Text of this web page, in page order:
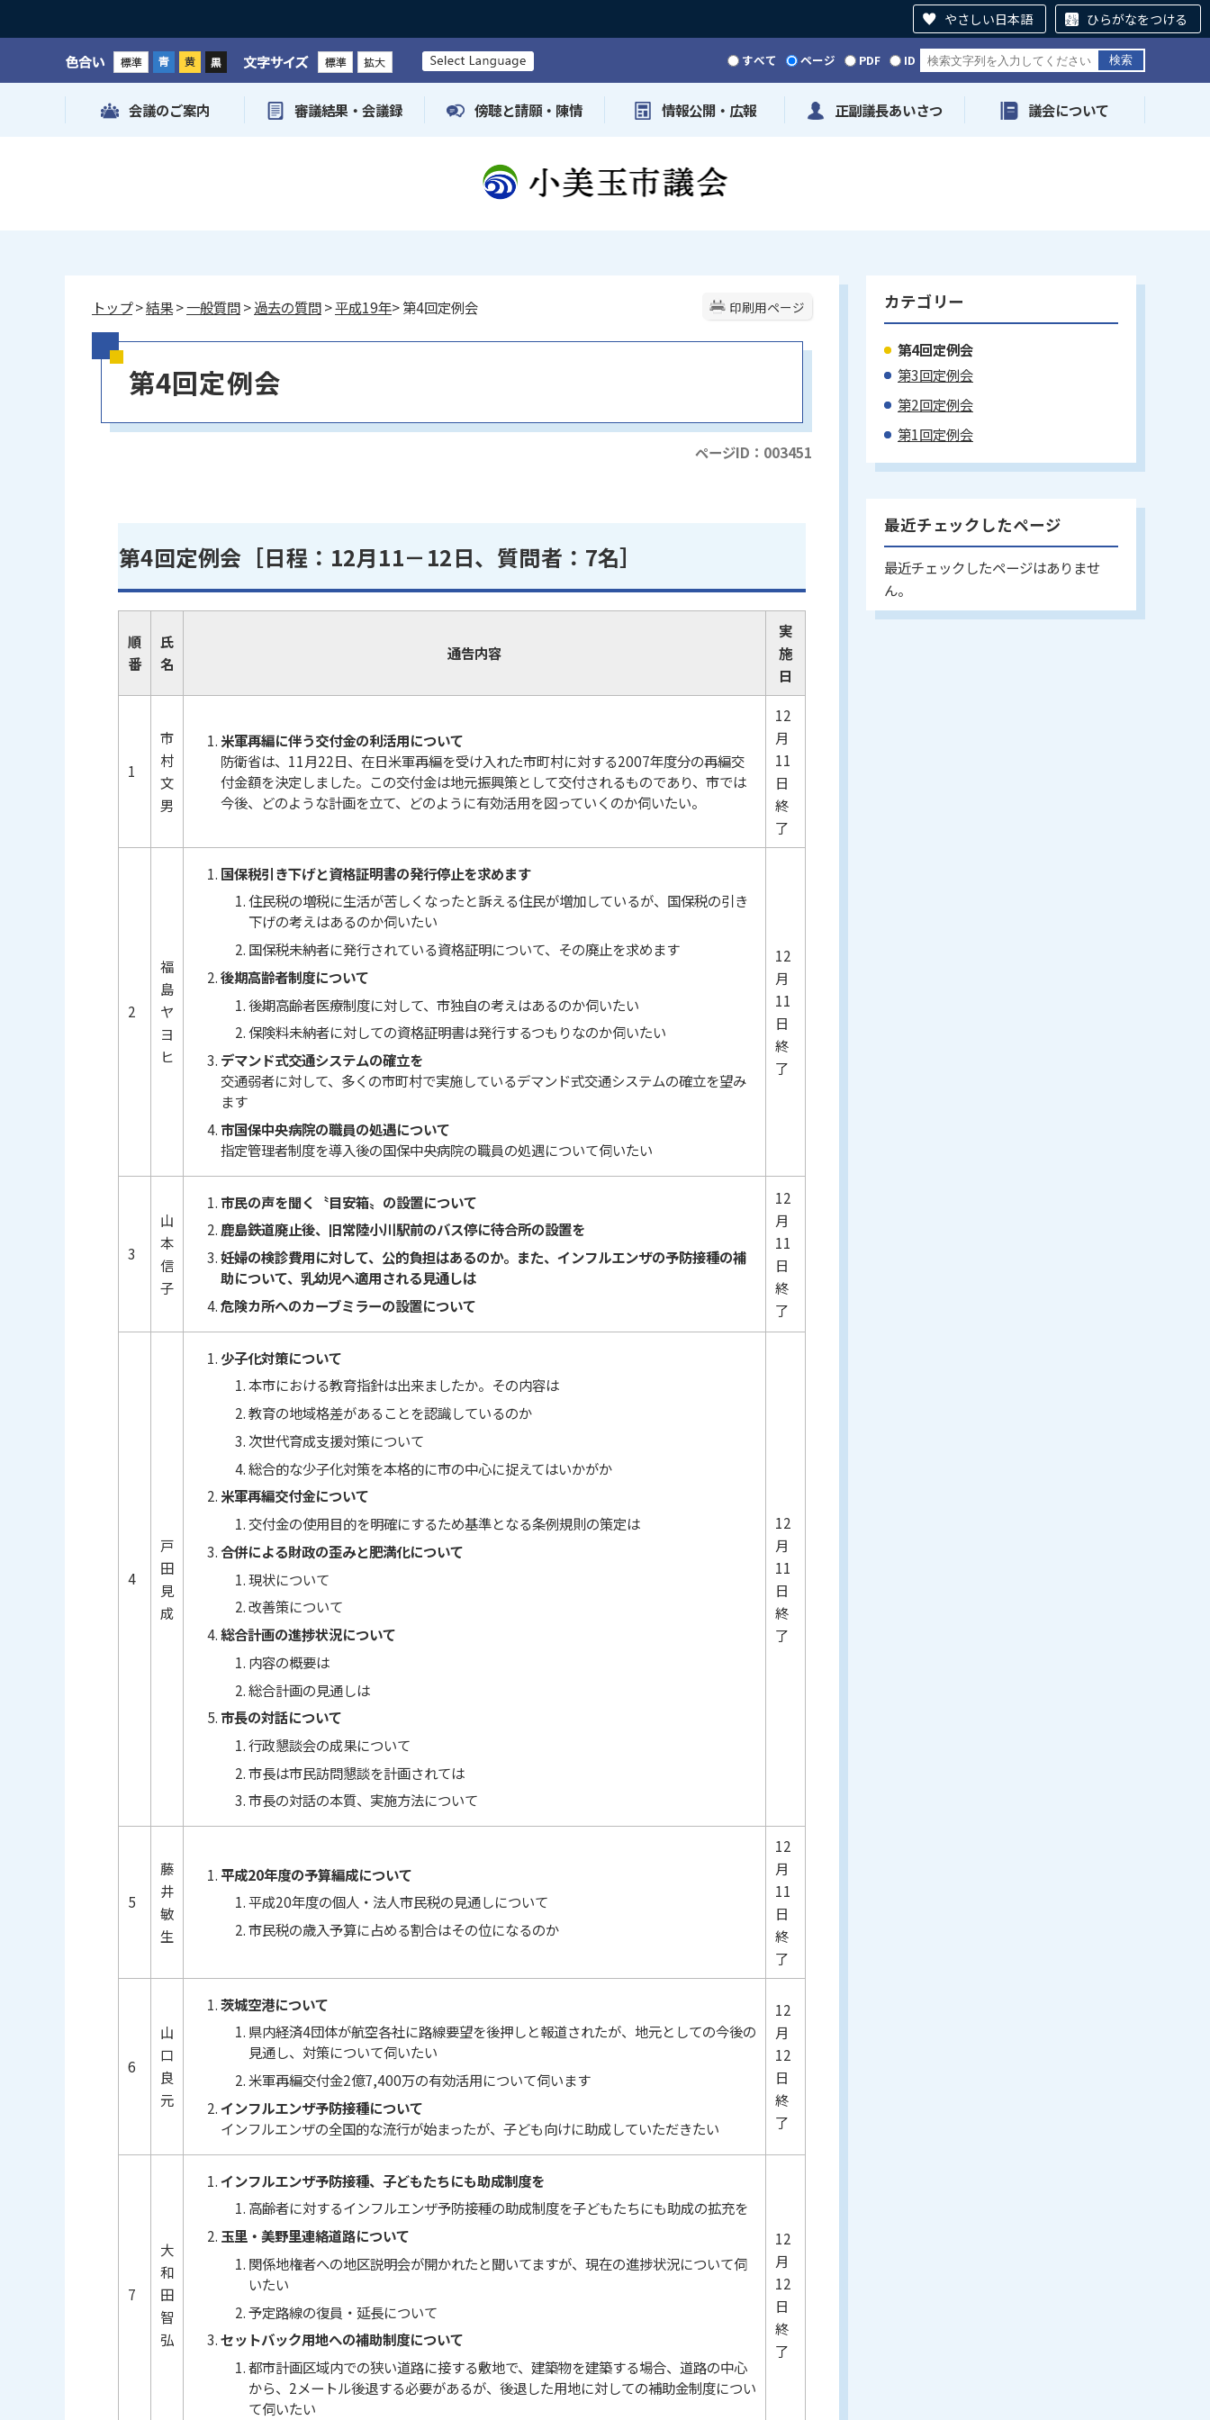
やさしい日本語 ひらがなをつける
色合い 文字サイズ すべて ページ PDF ID
会議のご案内 審議結果・会議録 傍聴と請願・陳情 情報公開・広報 正副議長あいさつ 議会について
印刷用ページ
トップ>結果>一般質問>過去の質問>平成19年> 第4回定例会
第4回定例会
ページID：003451
第4回定例会［日程：12月11－12日、質問者：7名］
順
番
氏
名
通告内容
実
施
日
1
市
村
文
男
米軍再編に伴う交付金の利活用について
防衛省は、11月22日、在日米軍再編を受け入れた市町村に対する2007年度分の再編交
付金額を決定しました。この交付金は地元振興策として交付されるものであり、市では
今後、どのような計画を立て、どのように有効活用を図っていくのか伺いたい。
12
月
11
日
終
了
2
福
島
ヤ
ヨ
ヒ
国保税引き下げと資格証明書の発行停止を求めます
住民税の増税に生活が苦しくなったと訴える住民が増加しているが、国保税の引き
下げの考えはあるのか伺いたい
国保税未納者に発行されている資格証明について、その廃止を求めます
後期高齢者制度について
後期高齢者医療制度に対して、市独自の考えはあるのか伺いたい
保険料未納者に対しての資格証明書は発行するつもりなのか伺いたい
デマンド式交通システムの確立を
交通弱者に対して、多くの市町村で実施しているデマンド式交通システムの確立を望み
ます
市国保中央病院の職員の処遇について
指定管理者制度を導入後の国保中央病院の職員の処遇について伺いたい
12
月
11
日
終
了
3
山
本
信
子
市民の声を聞く〝目安箱〟の設置について
鹿島鉄道廃止後、旧常陸小川駅前のバス停に待合所の設置を
妊婦の検診費用に対して、公的負担はあるのか。また、インフルエンザの予防接種の補
助について、乳幼児へ適用される見通しは
危険カ所へのカーブミラーの設置について
12
月
11
日
終
了
4
戸
田
見
成
少子化対策について
本市における教育指針は出来ましたか。その内容は
教育の地域格差があることを認識しているのか
次世代育成支援対策について
総合的な少子化対策を本格的に市の中心に捉えてはいかがか
米軍再編交付金について
交付金の使用目的を明確にするため基準となる条例規則の策定は
合併による財政の歪みと肥満化について
現状について
改善策について
総合計画の進捗状況について
内容の概要は
総合計画の見通しは
市長の対話について
行政懇談会の成果について
市長は市民訪問懇談を計画されては
市長の対話の本質、実施方法について
12
月
11
日
終
了
5
藤
井
敏
生
平成20年度の予算編成について
平成20年度の個人・法人市民税の見通しについて
市民税の歳入予算に占める割合はその位になるのか
12
月
11
日
終
了
6
山
口
良
元
茨城空港について
県内経済4団体が航空各社に路線要望を後押しと報道されたが、地元としての今後の
見通し、対策について伺いたい
米軍再編交付金2億7,400万の有効活用について伺います
インフルエンザ予防接種について
インフルエンザの全国的な流行が始まったが、子ども向けに助成していただきたい
12
月
12
日
終
了
7
大
和
田
智
弘
インフルエンザ予防接種、子どもたちにも助成制度を
高齢者に対するインフルエンザ予防接種の助成制度を子どもたちにも助成の拡充を
玉里・美野里連絡道路について
関係地権者への地区説明会が開かれたと聞いてますが、現在の進捗状況について伺
いたい
予定路線の復員・延長について
セットバック用地への補助制度について
都市計画区域内での狭い道路に接する敷地で、建築物を建築する場合、道路の中心
から、2メートル後退する必要があるが、後退した用地に対しての補助金制度につい
て伺いたい
12
月
12
日
終
了
カテゴリー
第4回定例会
第3回定例会
第2回定例会
第1回定例会
最近チェックしたページ
最近チェックしたページはありませ
ん。